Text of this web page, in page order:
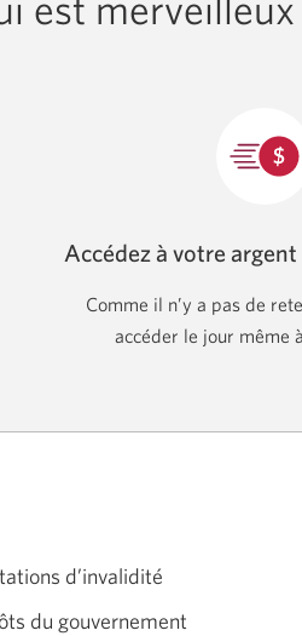
Accédez à votre
Comme il n’y a pas de
accéder le jour même
d’invalidité
du gouvernement